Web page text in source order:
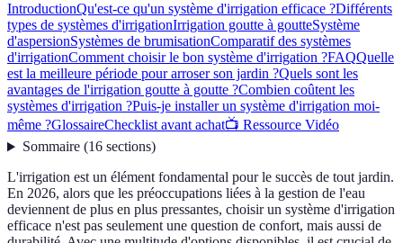
IntroductionQu'est-ce qu'un système d'irrigation efficace ?Différents
types de systèmes d'irrigationIrrigation goutte à goutteSystème
d'aspersionSystèmes de brumisationComparatif des systèmes
d'irrigationComment choisir le bon système d'irrigation ?FAQQuelle
est la meilleure période pour arroser son jardin ?Quels sont les
avantages de l'irrigation goutte à goutte ?Combien coûtent les
systèmes d'irrigation ?Puis-je installer un système d'irrigation moi-
même ?GlossaireChecklist avant achat📺 Ressource Vidéo
Sommaire(16 sections)
L'irrigation est un élément fondamental pour le succès de tout jardin.
En 2026, alors que les préoccupations liées à la gestion de l'eau
deviennent de plus en plus pressantes, choisir un système d'irrigation
efficace n'est pas seulement une question de confort, mais aussi de